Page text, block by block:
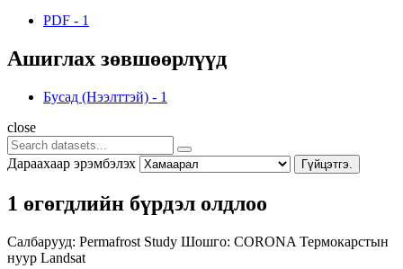
PDF - 1
Ашиглах зөвшөөрлүүд
Бусад (Нээлттэй) - 1
close
Дараахаар эрэмбэлэх Гүйцэтгэ.
1 өгөгдлийн бүрдэл олдлоо
Салбарууд: Permafrost Study Шошго: CORONA Термокарстын
нуур Landsat